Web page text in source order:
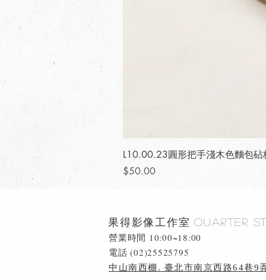
L10.00.23圓形把手淺木色麵包砧
價格
$50.00
果得影像工作室Quarter
營業時間 10:00~18:00
​電話 (02)25525795
中山南西棚. 臺北市南京西路64巷9